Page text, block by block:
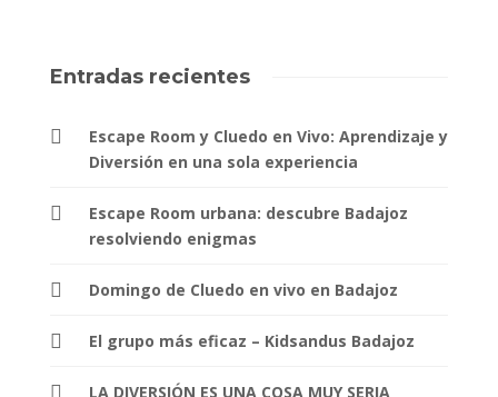
Entradas recientes
Escape Room y Cluedo en Vivo: Aprendizaje y
Diversión en una sola experiencia
Escape Room urbana: descubre Badajoz
resolviendo enigmas
Domingo de Cluedo en vivo en Badajoz
El grupo más eficaz – Kidsandus Badajoz
LA DIVERSIÓN ES UNA COSA MUY SERIA